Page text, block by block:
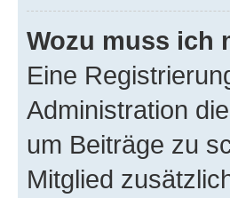
Wozu muss ich
Eine
Administration
um Beiträge zu
Mitglied